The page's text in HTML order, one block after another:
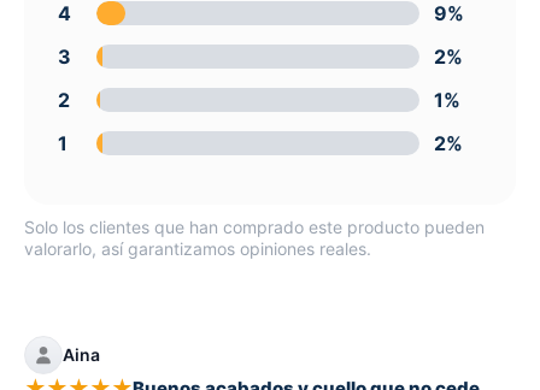
4
9%
3
2%
2
1%
1
2%
Solo los clientes que han comprado este producto pueden
valorarlo, así garantizamos opiniones reales.
Aina